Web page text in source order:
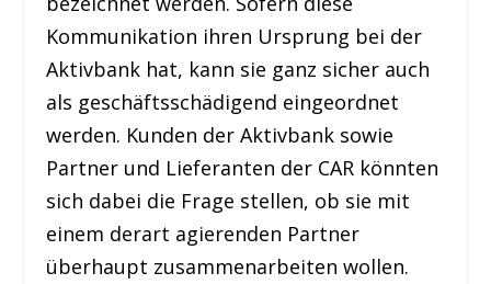
Kommunikation ihren Ursprung bei der
Aktivbank hat, kann sie ganz sicher auch
als geschäftsschädigend eingeordnet
werden. Kunden der Aktivbank sowie
Partner und Lieferanten der CAR könnten
sich dabei die Frage stellen, ob sie mit
einem derart agierenden Partner
überhaupt zusammenarbeiten wollen.